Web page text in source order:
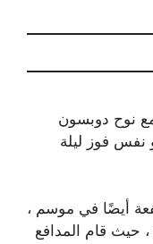
نوح دوبسون
نفس فوز ليلة
كانت مرتفعة أيضًا في موسم ،
حيث قام المدافع